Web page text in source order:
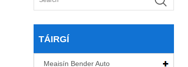
TÁIRGÍ
Meaisín Bender Auto